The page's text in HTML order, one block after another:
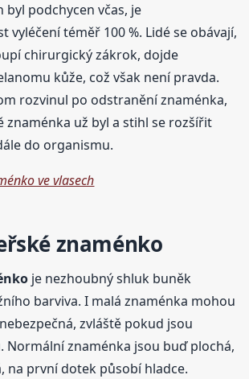
byl podchycen včas, je
vyléčení téměř 100 %. Lidé se obávají,
chirurgický zákrok, dojde
kůže, což však není pravda.
rozvinul po odstranění znaménka,
znaménka už byl a stihl se rozšířit
do organismu.
ve vlasech
znaménko
je nezhoubný shluk buněk
barviva. I malá znaménka mohou
zvláště pokud jsou
Normální znaménka jsou buď plochá,
na první dotek působí hladce.